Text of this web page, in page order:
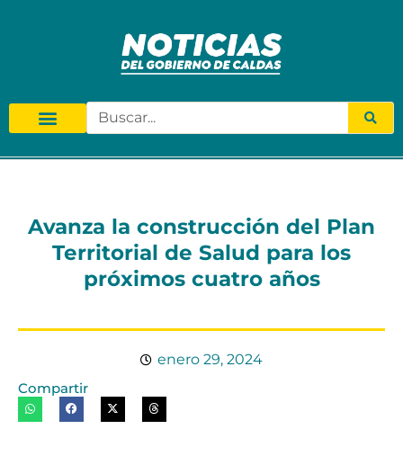
Avanza la construcción del Plan
Territorial de Salud para los
próximos cuatro años
enero 29, 2024
Compartir